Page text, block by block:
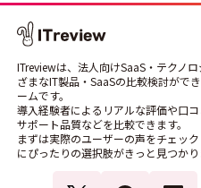
ITreviewは、法人向けSaaS・テクノ
ざまなIT製品・SaaSの比較検討がで
ームです。
導入経験者によるリアルな評価や口
サポート品質などを比較できます。
まずは実際のユーザーの声をチェッ
にぴったりの選択肢がきっと見つかり